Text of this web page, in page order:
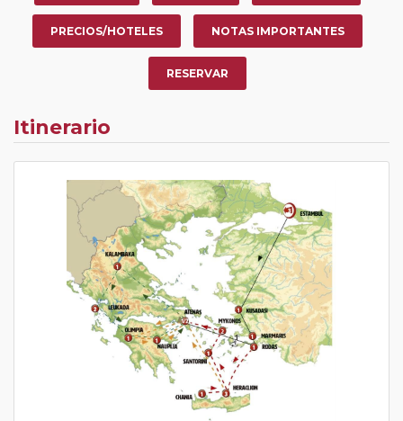
descuento del 5%.
PRECIOS/HOTELES NOTAS IMPORTANTES
RESERVAR
Itinerario